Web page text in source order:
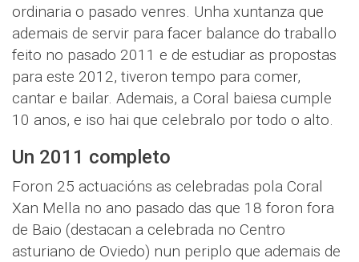
ordinaria o pasado venres. Unha xuntanza que
ademais de servir para facer balance do traballo
feito no pasado 2011 e de estudiar as propostas
para este 2012, tiveron tempo para comer,
cantar e bailar. Ademais, a Coral baiesa cumple
10 anos, e iso hai que celebralo por todo o alto.
Un 2011 completo
Foron 25 actuacións as celebradas pola Coral
Xan Mella no ano pasado das que 18 foron fora
de Baio (destacan a celebrada no Centro
asturiano de Oviedo) nun periplo que ademais de